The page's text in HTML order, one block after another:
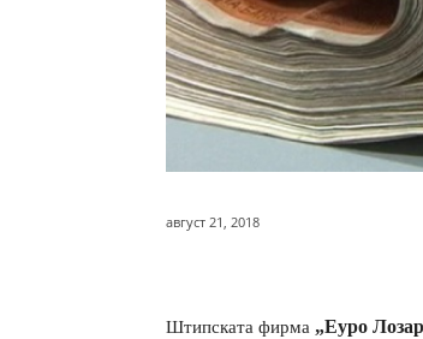
август 21, 2018
Штипската фирма „Еуро